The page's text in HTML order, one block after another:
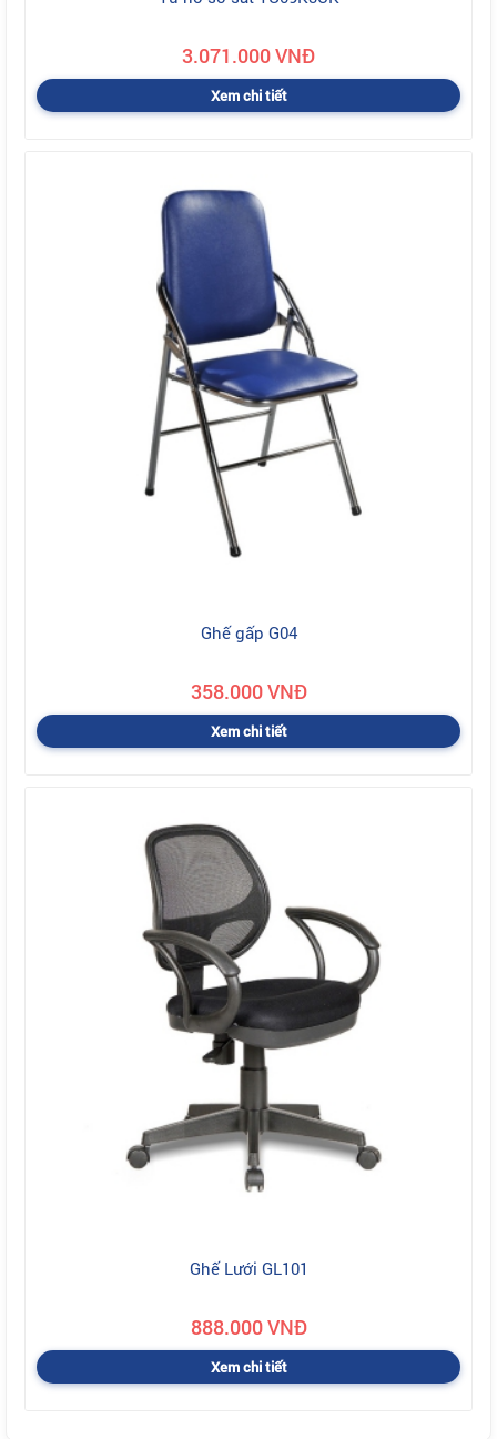
3.071.000 VNĐ
Xem chi tiết
Ghế gấp G04
358.000 VNĐ
Xem chi tiết
Ghế Lưới GL101
888.000 VNĐ
Xem chi tiết